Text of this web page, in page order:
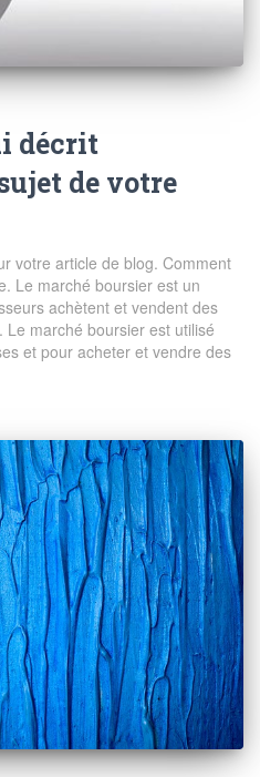
décrit
de votre
votre article de blog. Comment
Le marché boursier est un
achètent et vendent des
marché boursier est utilisé
et pour acheter et vendre des